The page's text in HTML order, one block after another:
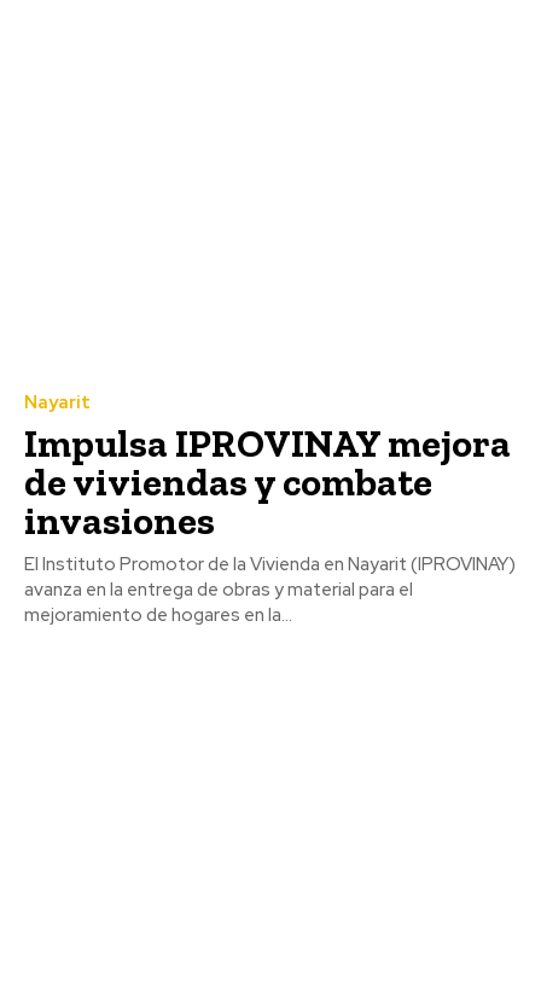
Nayarit
Impulsa IPROVINAY mejora
de viviendas y combate
invasiones
El Instituto Promotor de la Vivienda en Nayarit (IPROVINAY)
avanza en la entrega de obras y material para el
mejoramiento de hogares en la...